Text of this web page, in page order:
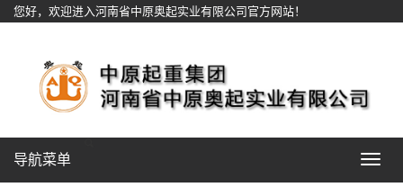
您好，欢迎进入河南省中原奥起实业有限公司官方网站！
Toggle
导航菜单